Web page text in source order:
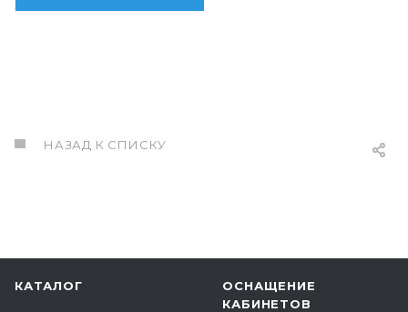
НАЗАД К СПИСКУ
КАТАЛОГ
ОСНАЩЕНИЕ
КАБИНЕТОВ